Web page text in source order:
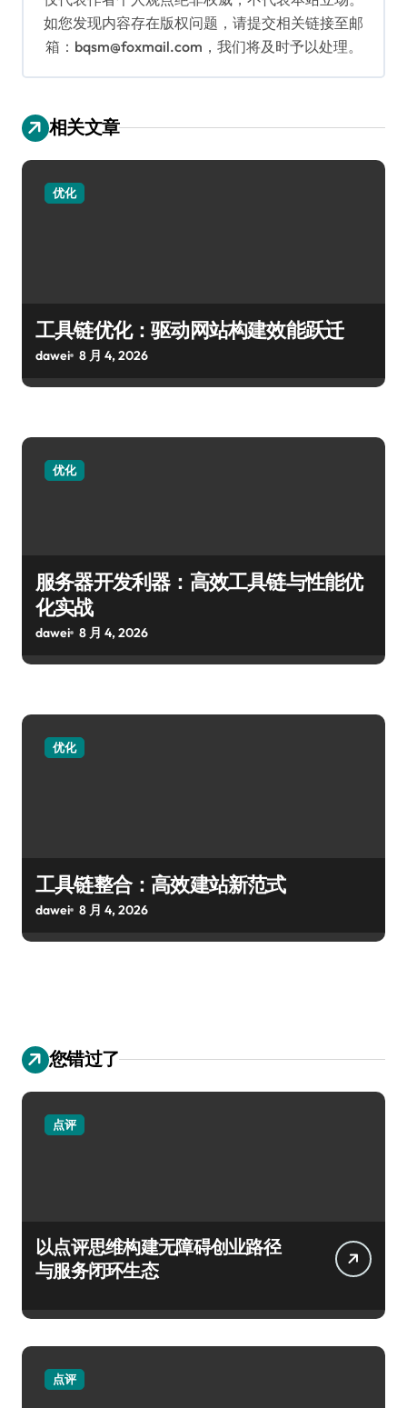
如您发现内容存在版权问题，请提交相关链接至邮
箱：bqsm@foxmail.com，我们将及时予以处理。
相关文章
优化
工具链优化：驱动网站构建效能跃迁
dawei 8 月 4, 2026
优化
服务器开发利器：高效工具链与性能优
化实战
dawei 8 月 4, 2026
优化
工具链整合：高效建站新范式
dawei 8 月 4, 2026
您错过了
点评
以点评思维构建无障碍创业路径
与服务闭环生态
点评